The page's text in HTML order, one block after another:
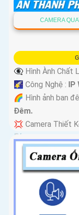
CAMERA
👁️‍🗨 Hình Ành Chất
🌠 Công Nghệ : IP
🌈 Hình ảnh ban
Ðêm.
💢 Camera Thiết
️📡 Tích Hợp :Thu